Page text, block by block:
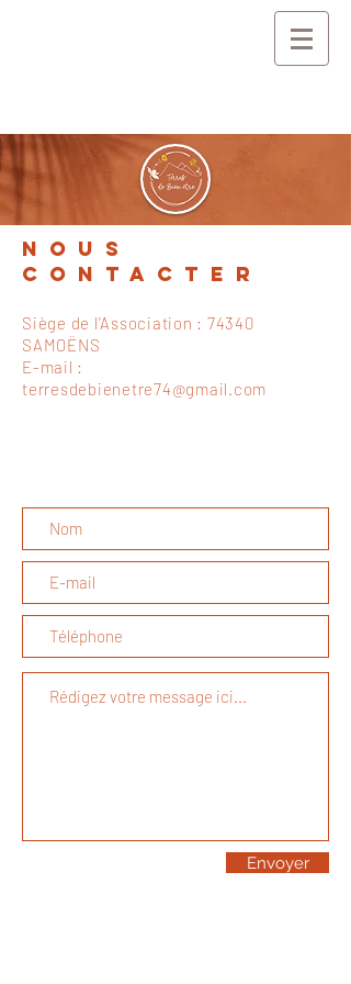
NOUS
CONTACTER
Siège de l'Association : 74340
SAMOËNS
E-mail :
terresdebienetre74@gmail.com
Envoyer